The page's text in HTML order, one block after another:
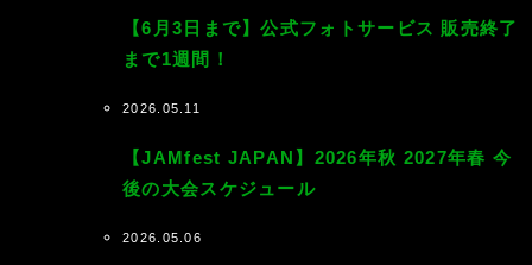
【6月3日まで】公式フォトサービス 販売終了
まで1週間！
2026.05.11
【JAMfest JAPAN】2026年秋 2027年春 今
後の大会スケジュール
2026.05.06